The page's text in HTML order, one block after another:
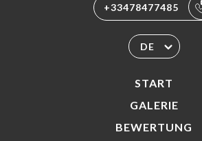
+33478477485
DE
START
GALERIE
BEWERTUNG